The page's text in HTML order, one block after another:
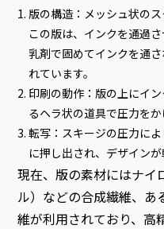
版の構造：メッシュ状の
この版は、インクを通過
乳剤で固めてインクを通
れています。
印刷の動作：版の上にイ
るヘラ状の道具で圧力を
転写：スキージの圧力に
に押し出され、デザインが
現在、版の素材にはナイ
ル）などの合成繊維、あ
維が利用されており、高